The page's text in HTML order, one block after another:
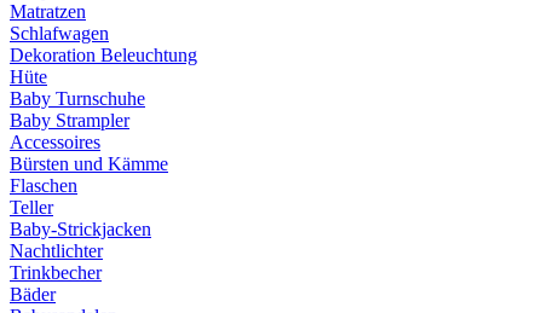
Matratzen
Schlafwagen
Dekoration Beleuchtung
Hüte
Baby Turnschuhe
Baby Strampler
Accessoires
Bürsten und Kämme
Flaschen
Teller
Baby-Strickjacken
Nachtlichter
Trinkbecher
Bäder